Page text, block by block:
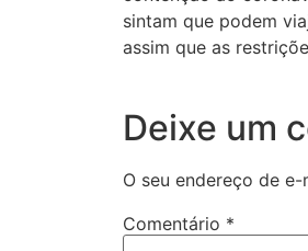
sintam que podem
assim que as
Deixe um
O seu endereço de
Comentário *